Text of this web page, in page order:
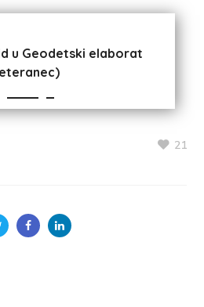
u Geodetski elaborat
21